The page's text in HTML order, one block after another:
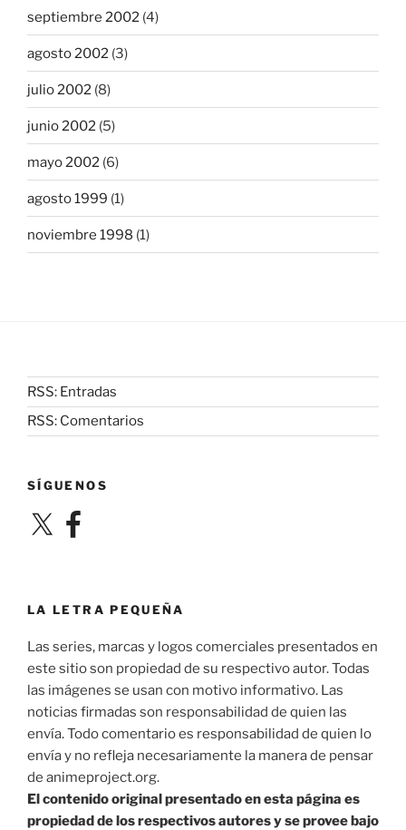
septiembre 2002 (4)
agosto 2002 (3)
julio 2002 (8)
junio 2002 (5)
mayo 2002 (6)
agosto 1999 (1)
noviembre 1998 (1)
RSS: Entradas
RSS: Comentarios
SÍGUENOS
X Facebook
LA LETRA PEQUEÑA
Las series, marcas y logos comerciales presentados en
este sitio son propiedad de su respectivo autor. Todas
las imágenes se usan con motivo informativo. Las
noticias firmadas son responsabilidad de quien las
envía. Todo comentario es responsabilidad de quien lo
envía y no refleja necesariamente la manera de pensar
de animeproject.org.
El contenido original presentado en esta página es
propiedad de los respectivos autores y se provee bajo